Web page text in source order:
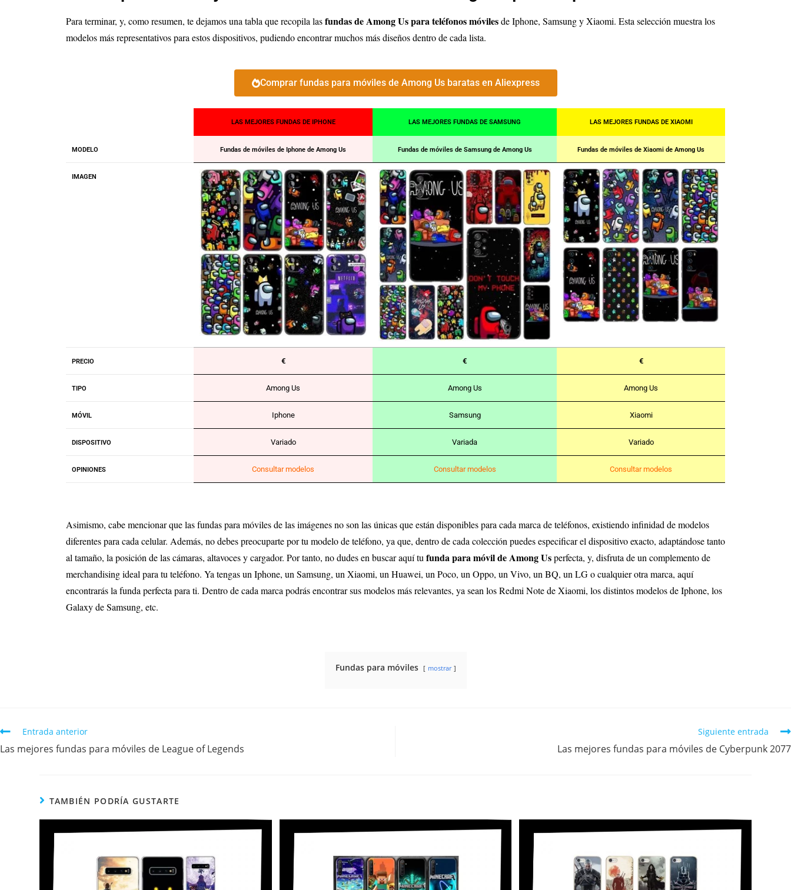
Para terminar, y, como resumen, te dejamos una tabla que recopila lasfundas de Among Us para teléfonos móvilesde Iphone, Samsung y Xiaomi. Esta selección muestra los
modelos más representativos para estos dispositivos, pudiendo encontrar muchos más diseños dentro de cada lista.
Comprar fundas para móviles de Among Us baratas en Aliexpress
LAS MEJORES FUNDAS DE IPHONE LAS MEJORES FUNDAS DE SAMSUNG LAS MEJORES FUNDAS DE XIAOMI
MODELO Fundas de móviles de Iphone de Among Us Fundas de móviles de Samsung de Among Us Fundas de móviles de Xiaomi de Among Us
IMAGEN
PRECIO € € €
TIPO Among Us Among Us Among Us
MÓVIL Iphone Samsung Xiaomi
DISPOSITIVO Variado Variada Variado
OPINIONES Consultar modelos Consultar modelos Consultar modelos
Asimismo, cabe mencionar que las fundas para móviles de las imágenes no son las únicas que están disponibles para cada marca de teléfonos, existiendo infinidad de modelos
diferentes para cada celular. Además, no debes preocuparte por tu modelo de teléfono, ya que, dentro de cada colección puedes especificar el dispositivo exacto, adaptándose tanto
al tamaño, la posición de las cámaras, altavoces y cargador. Por tanto, no dudes en buscar aquí tu funda para móvil de Among Usperfecta, y, disfruta de un complemento de
merchandising ideal para tu teléfono. Ya tengas un Iphone, un Samsung, un Xiaomi, un Huawei, un Poco, un Oppo, un Vivo, un BQ, un LG o cualquier otra marca, aquí
encontrarás la funda perfecta para ti. Dentro de cada marca podrás encontrar sus modelos más relevantes, ya sean los Redmi Note de Xiaomi, los distintos modelos de Iphone, los
Galaxy de Samsung, etc.
Fundas para móviles mostrar
Entrada anterior
Las mejores fundas para móviles de League of Legends
Siguiente entrada
Las mejores fundas para móviles de Cyberpunk 2077
TAMBIÉN PODRÍA GUSTARTE